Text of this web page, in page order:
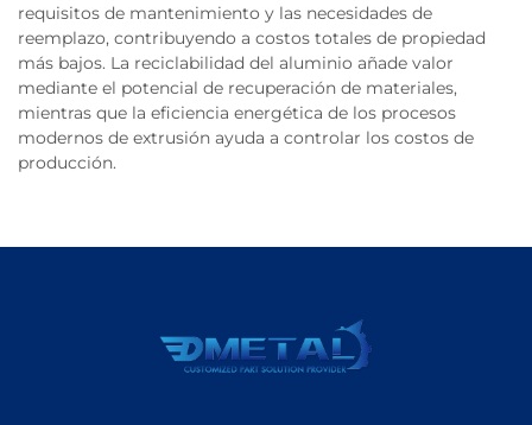
requisitos de mantenimiento y las necesidades de
reemplazo, contribuyendo a costos totales de propiedad
más bajos. La reciclabilidad del aluminio añade valor
mediante el potencial de recuperación de materiales,
mientras que la eficiencia energética de los procesos
modernos de extrusión ayuda a controlar los costos de
producción.